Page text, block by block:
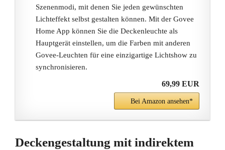
Szenenmodi, mit denen Sie jeden gewünschten
Lichteffekt selbst gestalten können. Mit der Govee
Home App können Sie die Deckenleuchte als
Hauptgerät einstellen, um die Farben mit anderen
Govee-Leuchten für eine einzigartige Lichtshow zu
synchronisieren.
69,99 EUR
Bei Amazon ansehen*
Deckengestaltung mit indirektem